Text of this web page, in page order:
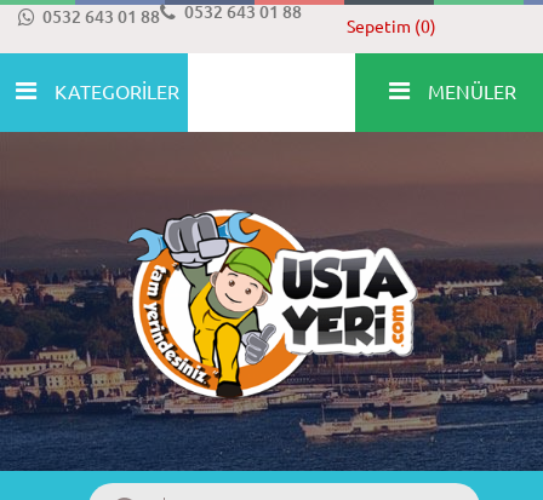
0532 643 01 88 0532 643 01 88
Sepetim (0)
KATEGORİLER MENÜLER